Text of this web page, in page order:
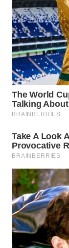
TOBA
WN
NIAS
WN
LANGKAT
WN
TAPANULI
WN
TANJUNG
LESUNG
WN
KARO
WN
SIMALUNGUN